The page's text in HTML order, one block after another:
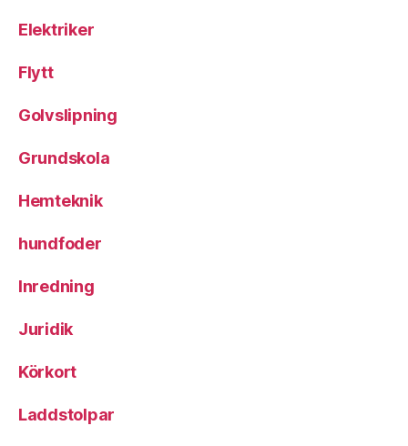
Elektriker
Flytt
Golvslipning
Grundskola
Hemteknik
hundfoder
Inredning
Juridik
Körkort
Laddstolpar